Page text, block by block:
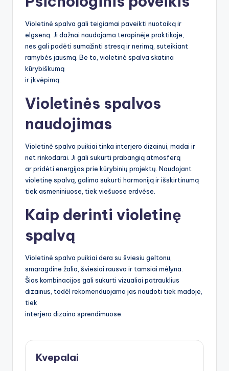
Violetinė spalva gali teigiamai paveikti nuotaiką ir
elgseną. Ji dažnai naudojama terapinėje praktikoje,
nes gali padėti sumažinti stresą ir nerimą, suteikiant
ramybės jausmą. Be to, violetinė spalva skatina
kūrybiškumą
ir įkvėpimą.
Violetinės spalvos
naudojimas
Violetinė spalva puikiai tinka interjero dizainui, madai ir
net rinkodarai. Ji gali sukurti prabangią atmosferą
ar pridėti energijos prie kūrybinių projektų. Naudojant
violetinę spalvą, galima sukurti harmoniją ir išskirtinumą
tiek asmeniniuose, tiek viešuose erdvėse.
Kaip derinti violetinę
spalvą
Violetinė spalva puikiai dera su šviesiu geltonu,
smaragdine žalia, šviesiai rausva ir tamsiai mėlyna.
Šios kombinacijos gali sukurti vizualiai patrauklius
dizainus, todėl rekomenduojama jas naudoti tiek madoje,
tiek
interjero dizaino sprendimuose.
Kvepalai